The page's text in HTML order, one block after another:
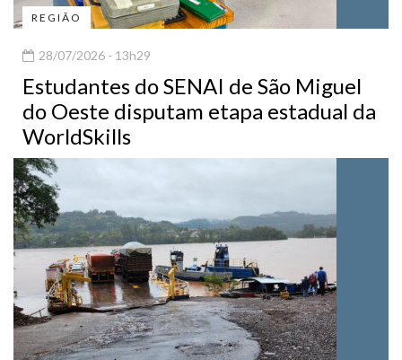
REGIÃO
28/07/2026 - 13h29
Estudantes do SENAI de São Miguel
do Oeste disputam etapa estadual da
WorldSkills